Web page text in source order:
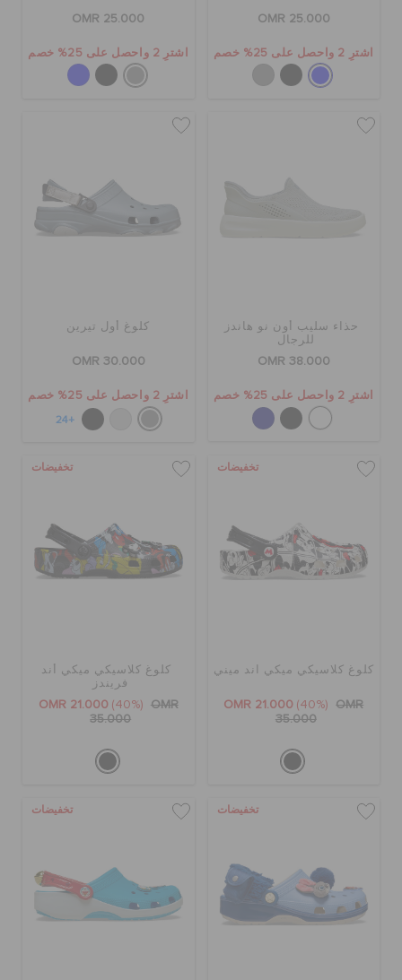
OMR 25.000
اشترِ 2 واحصل على 25% خصم
OMR 25.000
اشترِ 2 واحصل على 25% خصم
حذاء سليب أون نو هاندز
للرجال
OMR 38.000
اشترِ 2 واحصل على 25% خصم
كلوغ أول تيرين
OMR 30.000
اشترِ 2 واحصل على 25% خصم
+24
تخفيضات
كلوغ كلاسيكي ميكي اند ميني
OMR 21.000 (40%)
OMR
35.000
تخفيضات
كلوغ كلاسيكي ميكي أند
فريندز
OMR 21.000 (40%)
OMR
35.000
تخفيضات تخفيضات